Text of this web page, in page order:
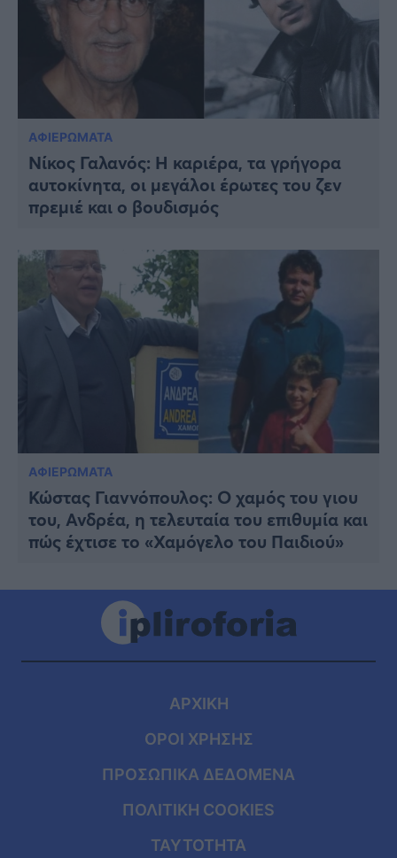
ΑΦΙΕΡΩΜΑΤΑ
Νίκος Γαλανός: Η καριέρα, τα γρήγορα
αυτοκίνητα, οι μεγάλοι έρωτες του ζεν
πρεμιέ και ο βουδισμός
ΑΦΙΕΡΩΜΑΤΑ
Κώστας Γιαννόπουλος: Ο χαμός του γιου
του, Ανδρέα, η τελευταία του επιθυμία και
πώς έχτισε το «Χαμόγελο του Παιδιού»
ΑΡΧΙΚΗ
ΟΡΟΙ ΧΡΗΣΗΣ
ΠΡΟΣΩΠΙΚΑ ΔΕΔΟΜΕΝΑ
ΠΟΛΙΤΙΚΗ COOKIES
ΤΑΥΤΟΤΗΤΑ